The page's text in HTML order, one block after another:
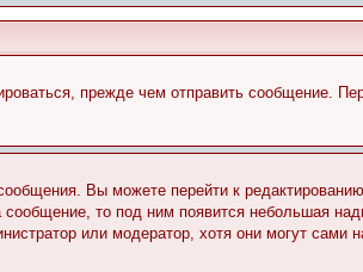
прежде чем отправить сообщение.
Вы можете перейти к
то под ним появится небольшая
или модератор, хотя они могут сами